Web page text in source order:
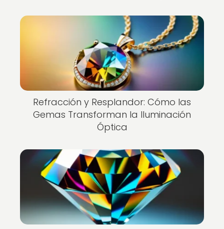
Refracción y Resplandor: Cómo las
Gemas Transforman la Iluminación
Óptica